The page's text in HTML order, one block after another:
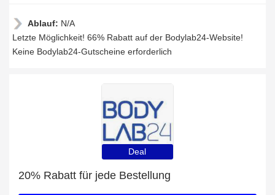
Ablauf: N/A
Letzte Möglichkeit! 66% Rabatt auf der Bodylab24-Website!
Keine Bodylab24-Gutscheine erforderlich
Deal
20% Rabatt für jede Bestellung